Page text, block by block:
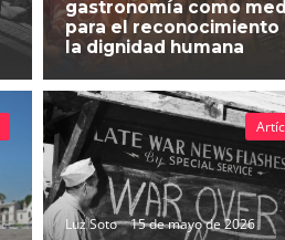
gastronomía como
para el reconocimiento
la dignidad humana
Luz Soto 15 de mayo de 2026